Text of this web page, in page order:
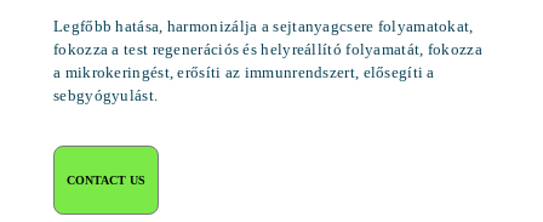
Legfőbb hatása, harmonizálja a sejtanyagcsere folyamatokat,
fokozza a test regenerációs és helyreállító folyamatát, fokozza
a mikrokeringést, erősíti az immunrendszert, elősegíti a
sebgyógyulást.
CONTACT US